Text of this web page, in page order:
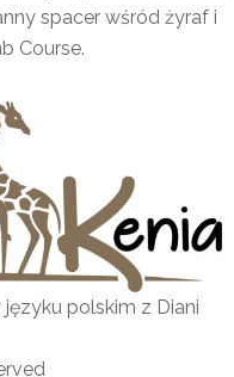
spacer wśród żyraf i
Course.
polskim z Diani